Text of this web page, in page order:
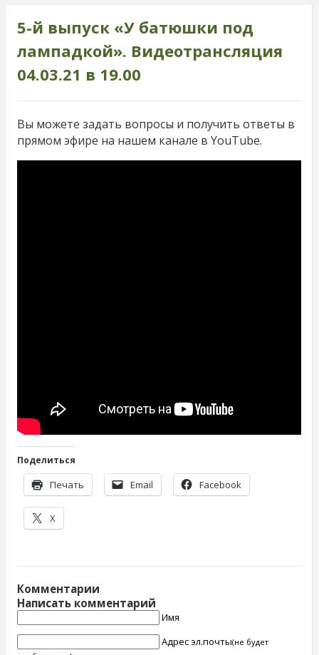
5-й выпуск «У батюшки под
лампадкой». Видеотрансляция
04.03.21 в 19.00
Вы можете задать вопросы и получить ответы в
прямом эфире на нашем канале в YouTube.
Поделиться
Печать Email Facebook
X
Комментарии
Написать комментарий
Имя
Адрес эл.почты(не будет